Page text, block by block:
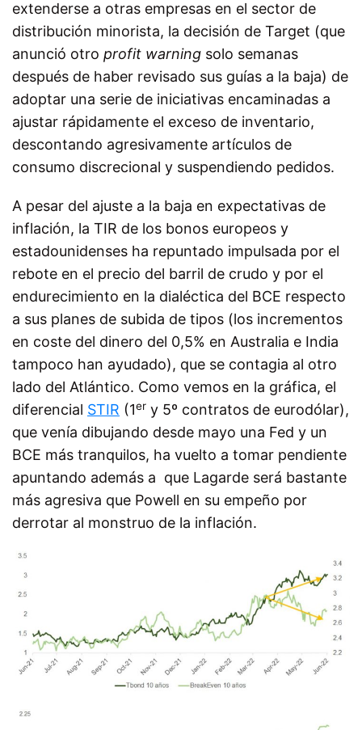
extenderse a otras empresas en el sector de
distribución minorista, la decisión de Target (que
anunció otro profit warning solo semanas
después de haber revisado sus guías a la baja) de
adoptar una serie de iniciativas encaminadas a
ajustar rápidamente el exceso de inventario,
descontando agresivamente artículos de
consumo discrecional y suspendiendo pedidos.
A pesar del ajuste a la baja en expectativas de
inflación, la TIR de los bonos europeos y
estadounidenses ha repuntado impulsada por el
rebote en el precio del barril de crudo y por el
endurecimiento en la dialéctica del BCE respecto
a sus planes de subida de tipos (los incrementos
en coste del dinero del 0,5% en Australia e India
tampoco han ayudado), que se contagia al otro
lado del Atlántico. Como vemos en la gráfica, el
diferencial STIR (1er y 5º contratos de eurodólar),
que venía dibujando desde mayo una Fed y un
BCE más tranquilos, ha vuelto a tomar pendiente
apuntando además a que Lagarde será bastante
más agresiva que Powell en su empeño por
derrotar al monstruo de la inflación.